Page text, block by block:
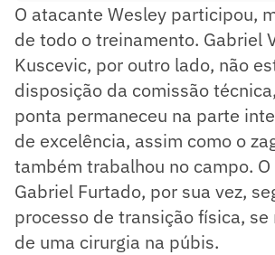
O atacante Wesley participou,
de todo o treinamento. Gabriel
Kuscevic, por outro lado, não
disposição da comissão
ponta permaneceu na parte
de excelência, assim como o
também trabalhou no campo.
Gabriel Furtado, por sua vez,
processo de transição física,
de uma cirurgia na púbis.